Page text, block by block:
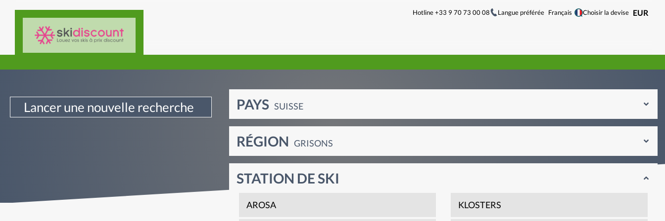
Hotline +33 9 70 73 00 08 Langue préférée Français Choisir la devise EUR
Lancer une nouvelle recherche PAYS SUISSE
RÉGION GRISONS
STATION DE SKI
AROSA KLOSTERS